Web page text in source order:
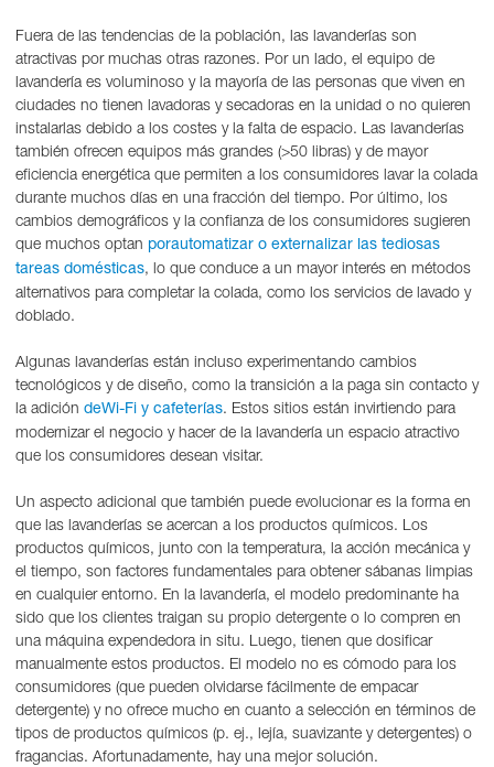
Fuera de las tendencias de la población, las lavanderías son
atractivas por muchas otras razones. Por un lado, el equipo de
lavandería es voluminoso y la mayoría de las personas que viven en
ciudades no tienen lavadoras y secadoras en la unidad o no quieren
instalarlas debido a los costes y la falta de espacio. Las lavanderías
también ofrecen equipos más grandes (>50 libras) y de mayor
eficiencia energética que permiten a los consumidores lavar la colada
durante muchos días en una fracción del tiempo. Por último, los
cambios demográficos y la confianza de los consumidores sugieren
que muchos optan porautomatizar o externalizar las tediosas
tareas domésticas, lo que conduce a un mayor interés en métodos
alternativos para completar la colada, como los servicios de lavado y
doblado.
Algunas lavanderías están incluso experimentando cambios
tecnológicos y de diseño, como la transición a la paga sin contacto y
la adición deWi-Fi y cafeterías. Estos sitios están invirtiendo para
modernizar el negocio y hacer de la lavandería un espacio atractivo
que los consumidores desean visitar.
Un aspecto adicional que también puede evolucionar es la forma en
que las lavanderías se acercan a los productos químicos. Los
productos químicos, junto con la temperatura, la acción mecánica y
el tiempo, son factores fundamentales para obtener sábanas limpias
en cualquier entorno. En la lavandería, el modelo predominante ha
sido que los clientes traigan su propio detergente o lo compren en
una máquina expendedora in situ. Luego, tienen que dosificar
manualmente estos productos. El modelo no es cómodo para los
consumidores (que pueden olvidarse fácilmente de empacar
detergente) y no ofrece mucho en cuanto a selección en términos de
tipos de productos químicos (p. ej., lejía, suavizante y detergentes) o
fragancias. Afortunadamente, hay una mejor solución.